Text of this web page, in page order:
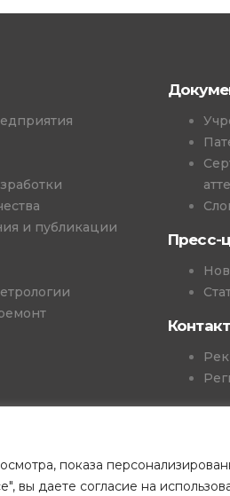
показа
вы даете согласие на
и публикации
Пресс-
ООО "НТП ТКА". Политика
и не является публичной